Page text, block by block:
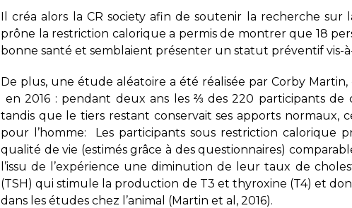
Il créa alors la CR society afin de soutenir la recherche sur
prône la restriction calorique a permis de montrer que 18
bonne santé et semblaient présenter un statut préventif vis-
De plus, une étude aléatoire a été réalisée par Corby
en 2016 : pendant deux ans les ⅔ des 220 participants
tandis que le tiers restant conservait ses apports normaux,
pour l’homme: Les participants sous restriction calorique
qualité de vie (estimés grâce à des questionnaires)
l’issu de l’expérience une diminution de leur taux de
(TSH) qui stimule la production de T3 et thyroxine (T4) et
dans les études chez l’animal (Martin et al, 2016).